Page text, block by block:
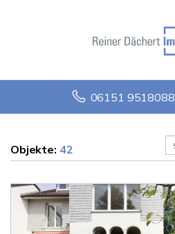
06151 9518088
Objekte: 42